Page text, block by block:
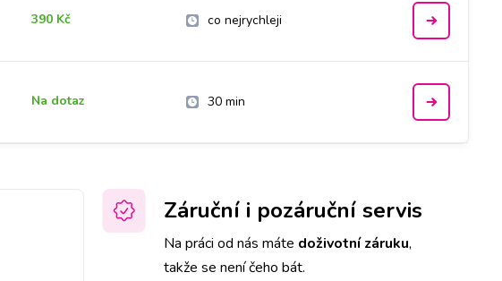
390 Kč co nejrychleji
Na dotaz 30 min
Záruční i pozáruční servis
Na práci od nás máte doživotní záruku,
takže se není čeho bát.